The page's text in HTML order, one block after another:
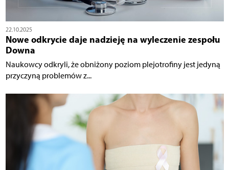
22.10.2025
Nowe odkrycie daje nadzieję na wyleczenie zespołu
Downa
Naukowcy odkryli, że obniżony poziom plejotrofiny jest jedyną
przyczyną problemów z...